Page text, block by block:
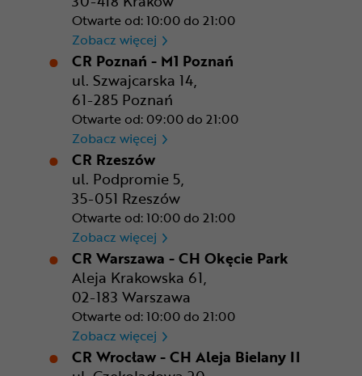
Otwarte od: 10:00 do 21:00
Zobacz więcej CR Kraków - Solvay Park
CR Poznań - M1 Poznań
ul. Szwajcarska 14,
61-285 Poznań
Otwarte od: 09:00 do 21:00
Zobacz więcej CR Poznań - M1 Poznań
CR Rzeszów
ul. Podpromie 5,
35-051 Rzeszów
Otwarte od: 10:00 do 21:00
Zobacz więcej CR Rzeszów
CR Warszawa - CH Okęcie Park
Aleja Krakowska 61,
02-183 Warszawa
Otwarte od: 10:00 do 21:00
Zobacz więcej CR Warszawa - CH Okęcie
CR Wrocław - CH Aleja Bielany II